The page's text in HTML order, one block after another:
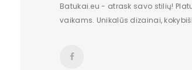
Batukai.eu - atrask savo stilių!
vaikams. Unikalūs dizainai,